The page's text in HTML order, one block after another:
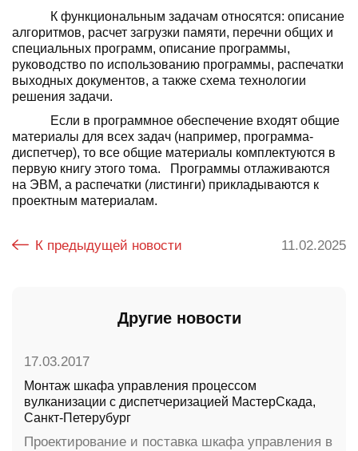
К функциональным задачам относятся: описание
алгоритмов, расчет загрузки памя­ти, перечни общих и
специальных программ, описание программы,
руководство по ис­пользованию программы, распечатки
вы­ходных документов, а также схема техноло­гии
решения задачи.
Если в программное обеспечение входят общие
материалы для всех задач (например, программа-
диспетчер), то все общие мате­риалы комплектуются в
первую книгу этого тома. Программы отлаживаются
на ЭВМ, а распечатки (листинги) прикладываются к
проектным материалам.
К предыдущей новости 11.02.2025
Другие новости
17.03.2017
Монтаж шкафа управления процессом
вулканизации с диспетчеризацией МастерСкада,
Санкт-Петерубург
Проектирование и поставка шкафа управления в